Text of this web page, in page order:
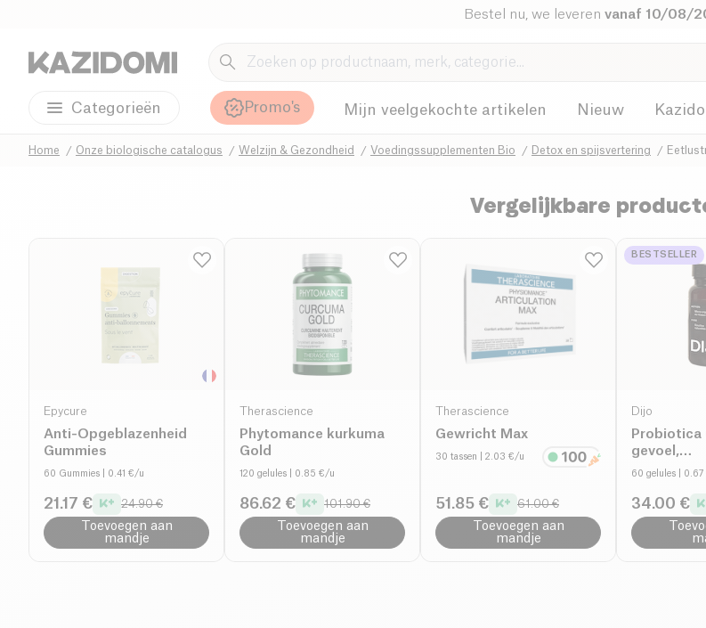
Bestel nu, we leveren vanaf 10/08/
Categorieën Promo's Mijn veelgekochte artikelen Nieuw
Home Onze biologische catalogus Welzijn & Gezondheid Voedingssupplementen Bio Detox en spijsvertering
Vergelijkbare
Epycure
Anti-Opgeblazenheid
Gummies
60 Gummies | 0.41 €/u
21.17 € 24.90 €
Toevoegen aan
mandje
Therascience
Phytomance kurkuma
Gold
120 gelules | 0.85 €/u
86.62 € 101.90 €
Toevoegen aan
mandje
Therascience
Gewricht Max
30 tassen | 2.03 €/u
51.85 € 61.00 €
Toevoegen aan
mandje
BESTSELLER
Dijo
Probiotica
gevoel,
60 gelules |
34.00 €